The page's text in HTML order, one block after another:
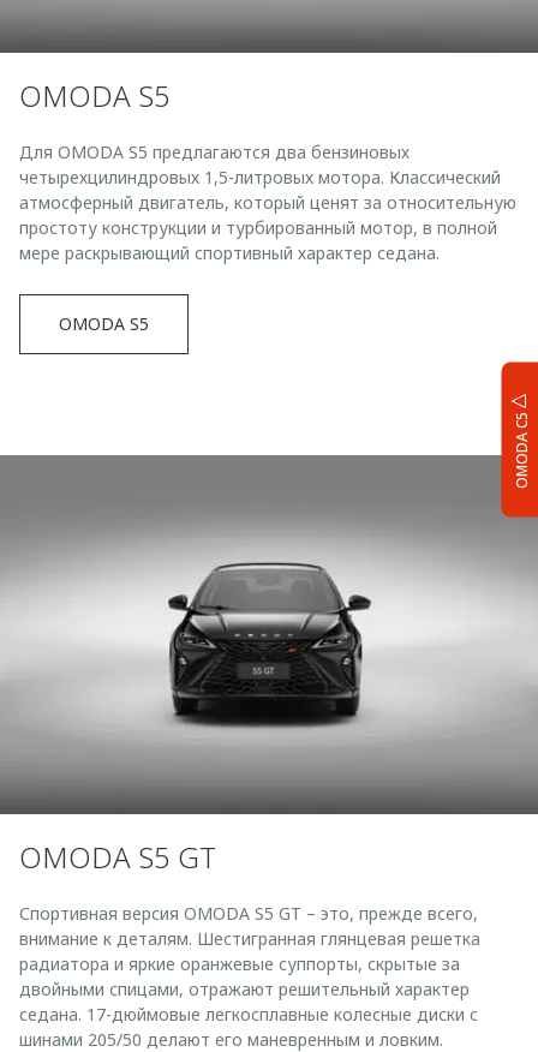
OMODA C5
OMODA S5
Для OMODA S5 предлагаются два бензиновых
четырехцилиндровых 1,5-литровых мотора. Классический
атмосферный двигатель, который ценят за относительную
простоту конструкции и турбированный мотор, в полной
мере раскрывающий спортивный характер седана.
OMODA S5
OMODA S5 GT
Спортивная версия OMODA S5 GT – это, прежде всего,
внимание к деталям. Шестигранная глянцевая решетка
радиатора и яркие оранжевые суппорты, скрытые за
двойными спицами, отражают решительный характер
седана. 17-дюймовые легкосплавные колесные диски с
шинами 205/50 делают его маневренным и ловким.